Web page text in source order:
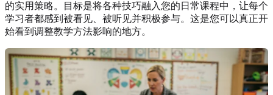
的实用策略。目标是将各种技巧融入您的日常课程中，让每个
学习者都感到被看见、被听见并积极参与。这是您可以真正开
始看到调整教学方法影响的地方。